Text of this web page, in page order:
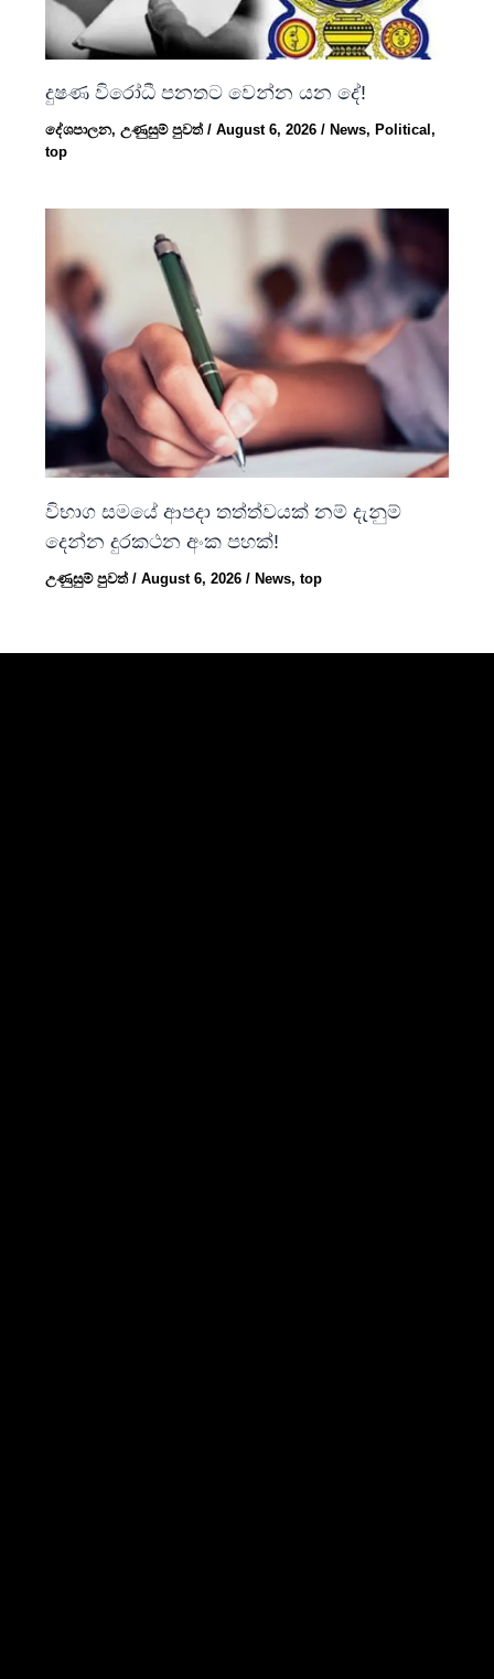
දුෂණ විරෝධී පනතට වෙන්න යන දේ!
දේශපාලන,උණුසුම් පුවත්/August 6, 2026/ News, Political,
top
විභාග සමයේ ආපදා තත්ත්වයක් නම් දැනුම්
දෙන්න දුරකථන අංක පහක්!
උණුසුම් පුවත්/August 6, 2026/News,top